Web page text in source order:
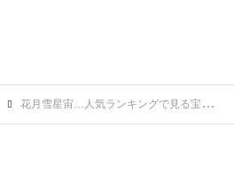
花月雪星宙…人気ランキングで見る宝塚歌劇団 組